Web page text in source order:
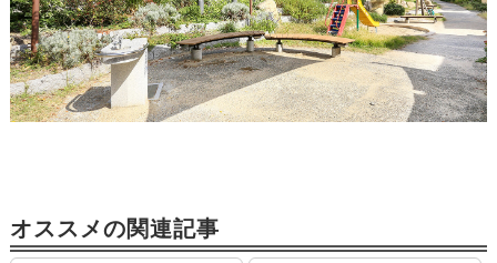
オススメの関連記事